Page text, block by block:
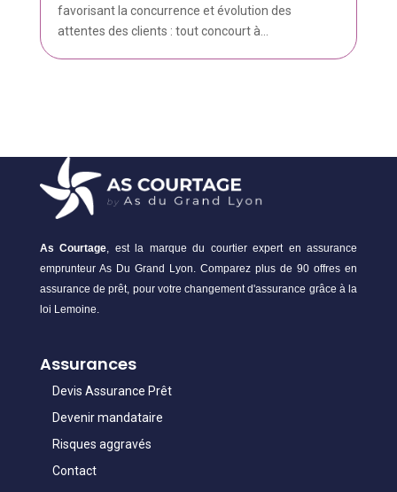
favorisant la concurrence et évolution des
attentes des clients : tout concourt à...
As Courtage, est la marque du courtier expert en assurance
emprunteur As Du Grand Lyon. Comparez plus de 90 offres en
assurance de prêt, pour votre changement d'assurance grâce à la
loi Lemoine.
Assurances
Devis Assurance Prêt
Devenir mandataire
Risques aggravés
Contact